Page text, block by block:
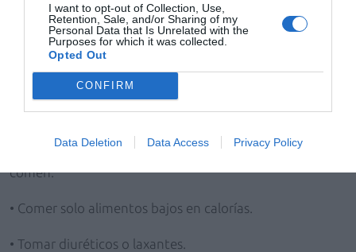
I want to opt-out of Collection, Use,
Retention, Sale, and/or Sharing of my
Personal Data that Is Unrelated with the
Purposes for which it was collected.
Opted Out
CONFIRM
Data Deletion Data Access Privacy Policy
• Evitar comer en compañía y en comidas familiares.
• Desaparecer después de las comidas.
• Trocear la comida y distribuirla por el plato.
• Aislamiento social.
• Supervisar el contenido en calorías de todo lo que
comen.
• Comer solo alimentos bajos en calorías.
• Tomar diuréticos o laxantes.